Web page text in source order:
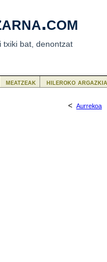
txiki bat, denontzat
<Aurrekoa
meatzeak hileroko